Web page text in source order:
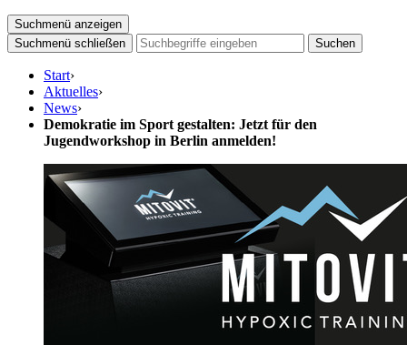
Suchmenü anzeigen
Suchmenü schließen
Suchen
Start›
Aktuelles›
News›
Demokratie im Sport gestalten: Jetzt für den
Jugendworkshop in Berlin anmelden!